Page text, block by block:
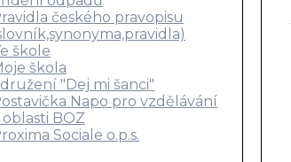
českého pravopisu
škole
škola
"Dej mi šanci"
Napo pro vzdělávání
oblasti BOZ
Sociale o.p.s.